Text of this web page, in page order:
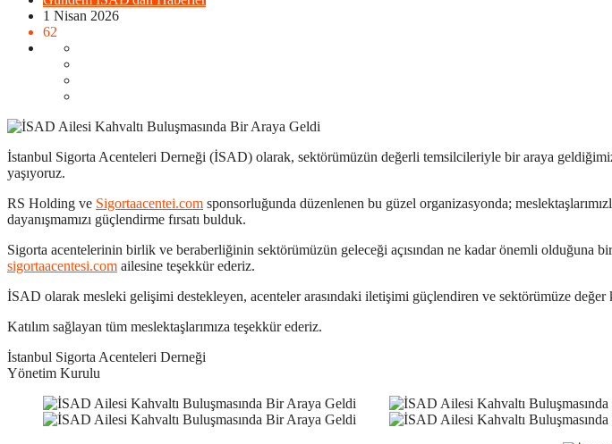
1 Nisan 2026
62
İstanbul Sigorta Acenteleri Derneği (İSAD) olarak, sektörümüzün değerli temsilcileriyle bir araya
yaşıyoruz.
RS Holding ve Sigortaacentei.com sponsorluğunda düzenlenen bu güzel organizasyonda;
dayanışmamızı güçlendirme fırsatı bulduk.
Sigorta acentelerinin birlik ve beraberliğinin sektörümüzün geleceği açısından ne kadar önemli olduğuna
sigortaacentesi.com ailesine teşekkür ederiz.
İSAD olarak mesleki gelişimi destekleyen, acenteler arasındaki iletişimi güçlendiren ve sektörümüze değer
Katılım sağlayan tüm meslektaşlarımıza teşekkür ederiz.
İstanbul Sigorta Acenteleri Derneği
Yönetim Kurulu